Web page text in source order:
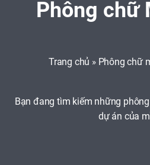
Phông chữ
Trang chủ » Phông chữ
Bạn đang tìm kiếm những
dự án của